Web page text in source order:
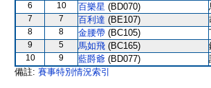
6
10 百樂星 (BD070)
7
7 百利達 (BE107)
8
8 金腰帶 (BC105)
9
5 馬如飛 (BC165)
10
9 藍爵爺 (BD077)
備註: 賽事特別情況索引